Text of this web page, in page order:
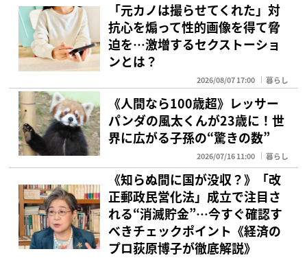
「元カノは撮らせてくれた」対
抗心を煽って性的画像を得て脅
迫を…激増するセクストーショ
ンとは？
2026/08/07 17:00 暮らし
《人間なら100歳超》レッサー
パンダの風太くんが23歳に！世
界に広がる子孫の“驚きの数”
2026/07/16 11:00 暮らし
《知らぬ間に国が没収？》「改
正郵政民営化法」成立で注目さ
れる“消滅貯金”…今すぐ確認す
べきチェックポイント《経済の
プロ荻原博子が徹底解説》